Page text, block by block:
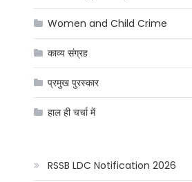
Women and Child Crime
काव्य संग्रह
प्रमुख पुरस्कार
हाल ही चर्चा में
RSSB LDC Notification 2026